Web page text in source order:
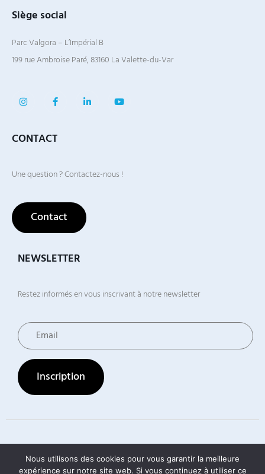
Siège social
Parc Valgora – L’Impérial B
199 rue Ambroise Paré, 83160 La Valette-du-Var
CONTACT
Une question ? Contactez-nous !
Contact
NEWSLETTER
Restez informés en vous inscrivant à notre newsletter
© 2026 Groupe Umane (anciennement Adapei Var Méditerranée). Tous
droits réservés
Nous utilisons des cookies pour vous garantir la meilleure
expérience sur notre site web. Si vous continuez à utiliser ce